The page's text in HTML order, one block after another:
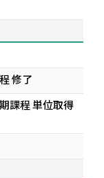
修了
課程 単位取得